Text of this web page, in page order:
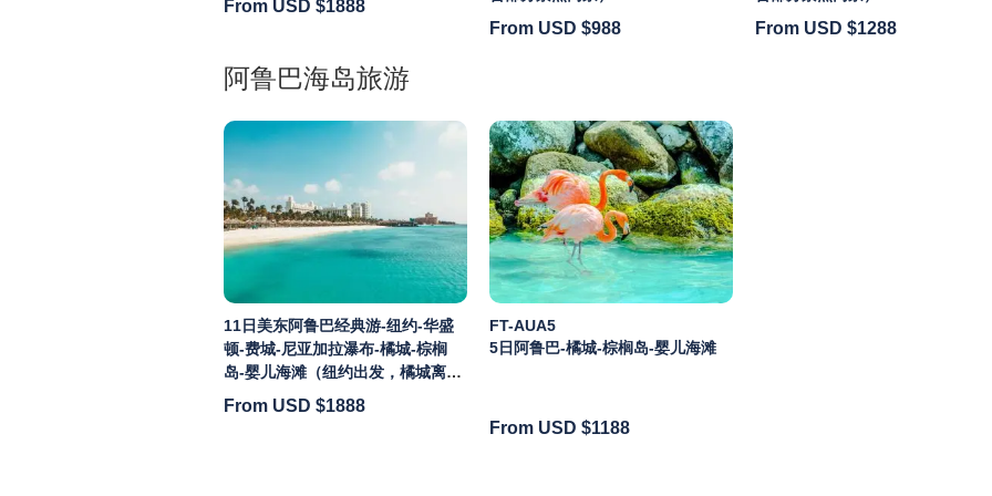
From USD $1888
From USD $988 From USD $1288
阿鲁巴海岛旅游
11日美东阿鲁巴经典游-纽约-华盛
顿-费城-尼亚加拉瀑布-橘城-棕榈
岛-婴儿海滩（纽约出发，橘城离
团）
From USD $1888
FT-AUA5
5日阿鲁巴-橘城-棕榈岛-婴儿海滩
From USD $1188